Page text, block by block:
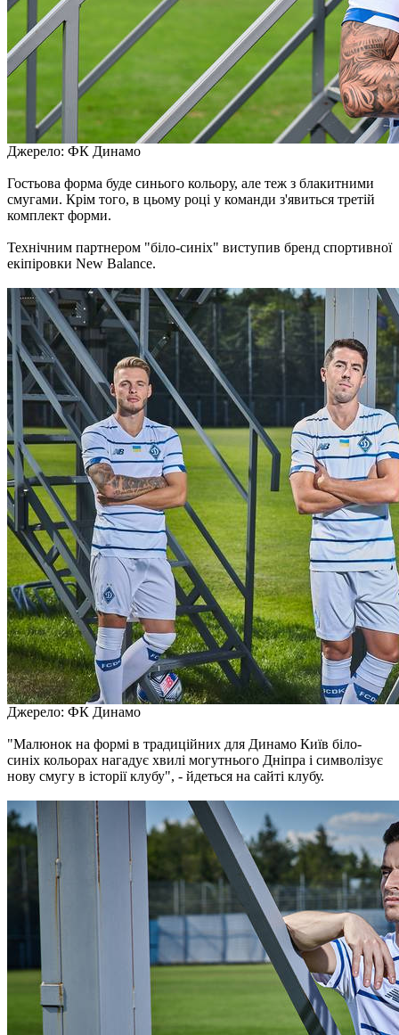
Джерело: ФК Динамо
Гостьова форма буде синього кольору, але теж з блакитними
смугами. Крім того, в цьому році у команди з'явиться третій
комплект форми.
Технічним партнером "біло-синіх" виступив бренд спортивної
екіпіровки New Balance.
Джерело: ФК Динамо
"Малюнок на формі в традиційних для Динамо Київ біло-
синіх кольорах нагадує хвилі могутнього Дніпра і символізує
нову смугу в історії клубу", - йдеться на сайті клубу.